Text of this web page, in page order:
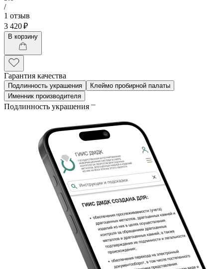
/
1 отзыв
3 420 ₽
В корзину
Гарантия качества
Подлинность украшения
Клеймо пробирной палаты
Именник производителя
Подлинность украшения